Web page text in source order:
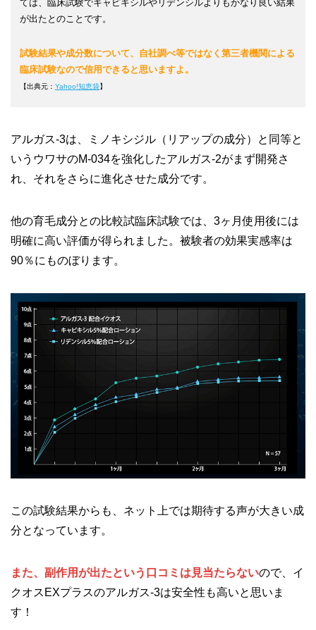
ては、臨床試験でキャピキシルやリデンシルよりもかなり良い結果
が出たとのことです。
試験結果や成分数について、自社調べ等ではなく第三者機関による
臨床試験なので信用できると思いますよ。
【出典元： Yahoo!知恵袋】
アルガス-3は、ミノキシジル（リアップの成分）と同等と
いうウワサのM-034を強化したアルガス-2がまず開発さ
れ、それをさらに進化させた成分です。
他の育毛成分との比較試臨床試験では、3ヶ月使用後には
明確に高い評価が得られました。被験者の効果実感率は
90％にものぼります。
この試験結果からも、ネット上では期待する声が大きい成
分となっています。
また、副作用が出たという口コミは見当たらないので、イ
クオスEXプラスのアルガス-3は安全性も高いと思いま
す！